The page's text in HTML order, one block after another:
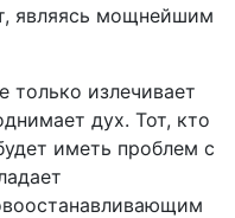
являясь мощнейшим
только излечивает
дух. Тот, кто
иметь проблем с